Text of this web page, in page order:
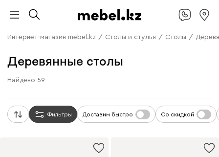
Интернет-магазин mebel.kz / Столы и стулья / Столы /
Деревянные столы
Найдено 59
Фильтры Доставим быстро Со скидкой